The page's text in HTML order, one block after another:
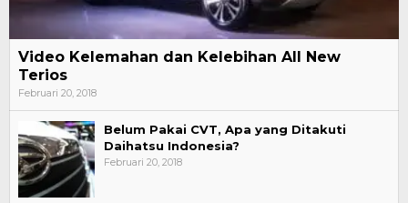
Video Kelemahan dan Kelebihan All New
Terios
Februari 20, 2018
Belum Pakai CVT, Apa yang Ditakuti
Daihatsu Indonesia?
Februari 20, 2018